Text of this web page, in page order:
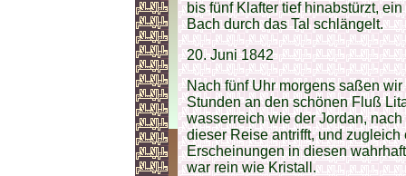
bis fünf Klafter tief hinabstürzt,
Bach durch das Tal schlängelt.
20. Juni 1842
Nach fünf Uhr morgens saßen
Stunden an den schönen Fluß
wasserreich wie der Jordan,
dieser Reise antrifft, und
Erscheinungen in diesen
war rein wie Kristall.